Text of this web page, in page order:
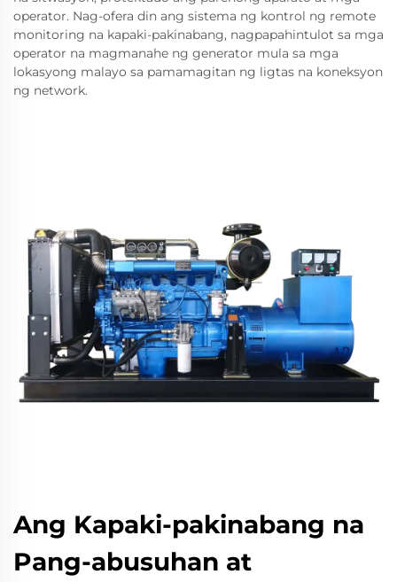
operator. Nag-ofera din ang sistema ng kontrol ng remote
monitoring na kapaki-pakinabang, nagpapahintulot sa mga
operator na magmanahe ng generator mula sa mga
lokasyong malayo sa pamamagitan ng ligtas na koneksyon
ng network.
Ang Kapaki-pakinabang na
Pang-abusuhan at